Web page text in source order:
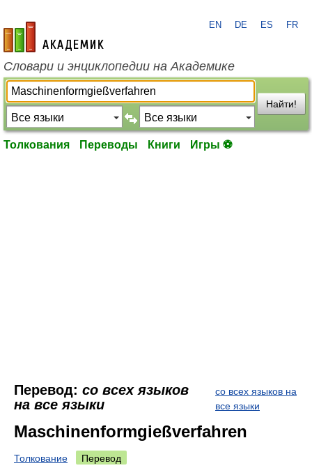
academic.ru
EN DE ES FR
Словари и энциклопедии на Академике
Найти!
Толкования Переводы Книги Игры ⚽
Перевод: со всех языков
на все языки
со всех языков на
все языки
Maschinenformgießverfahren
Толкование Перевод